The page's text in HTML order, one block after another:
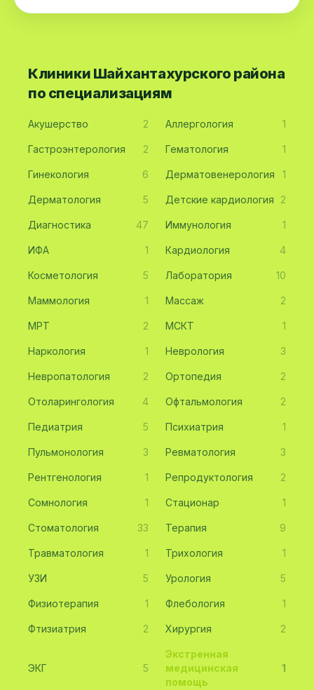
Клиники Шайхантахурского района
по специализациям
Акушерство 2 Аллергология 1
Гастроэнтерология 2 Гематология 1
Гинекология 6 Дерматовенерология 1
Дерматология 5 Детские кардиология 2
Диагностика 47 Иммунология 1
ИФА 1 Кардиология 4
Косметология 5 Лаборатория 10
Маммология 1 Массаж 2
МРТ 2 МСКТ 1
Наркология 1 Неврология 3
Невропатология 2 Ортопедия 2
Отоларингология 4 Офтальмология 2
Педиатрия 5 Психиатрия 1
Пульмонология 3 Ревматология 3
Рентгенология 1 Репродуктология 2
Сомнология 1 Стационар 1
Стоматология 33 Терапия 9
Травматология 1 Трихология 1
УЗИ 5 Урология 5
Физиотерапия 1 Флебология 1
Фтизиатрия 2 Хирургия 2
ЭКГ 5
Экстренная
медицинская
помощь
1